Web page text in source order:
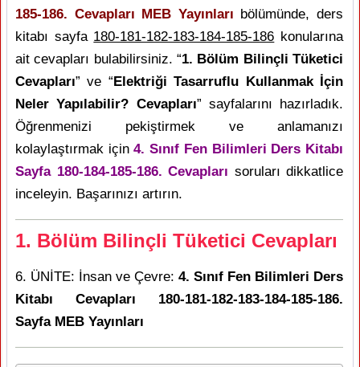
185-186. Cevapları MEB Yayınları bölümünde, ders
kitabı sayfa 180-181-182-183-184-185-186 konularına
ait cevapları bulabilirsiniz. “1. Bölüm Bilinçli Tüketici
Cevapları” ve “Elektriği Tasarruflu Kullanmak İçin
Neler Yapılabilir? Cevapları” sayfalarını hazırladık.
Öğrenmenizi pekiştirmek ve anlamanızı
kolaylaştırmak için4. Sınıf Fen Bilimleri Ders Kitabı
Sayfa 180-184-185-186. Cevapları soruları dikkatlice
inceleyin. Başarınızı artırın.
1. Bölüm Bilinçli Tüketici Cevapları
6. ÜNİTE: İnsan ve Çevre: 4. Sınıf Fen Bilimleri Ders
Kitabı Cevapları 180-181-182-183-184-185-186.
Sayfa MEB Yayınları